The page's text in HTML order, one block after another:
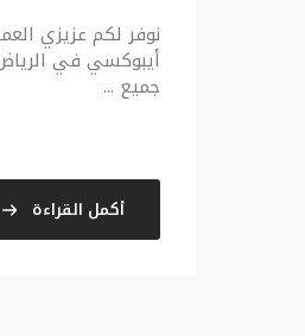
نوفر لكم عزيزي
أيبوكسي في
جميع ...
أكمل القراءة